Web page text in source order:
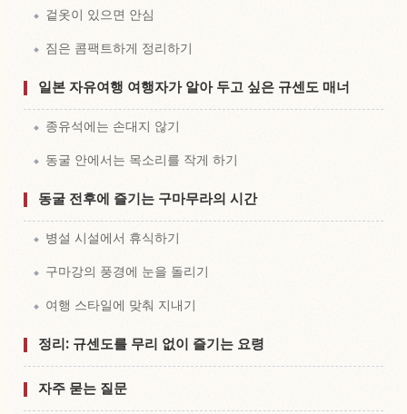
겉옷이 있으면 안심
짐은 콤팩트하게 정리하기
일본 자유여행 여행자가 알아 두고 싶은 규센도 매너
종유석에는 손대지 않기
동굴 안에서는 목소리를 작게 하기
동굴 전후에 즐기는 구마무라의 시간
병설 시설에서 휴식하기
구마강의 풍경에 눈을 돌리기
여행 스타일에 맞춰 지내기
정리: 규센도를 무리 없이 즐기는 요령
자주 묻는 질문